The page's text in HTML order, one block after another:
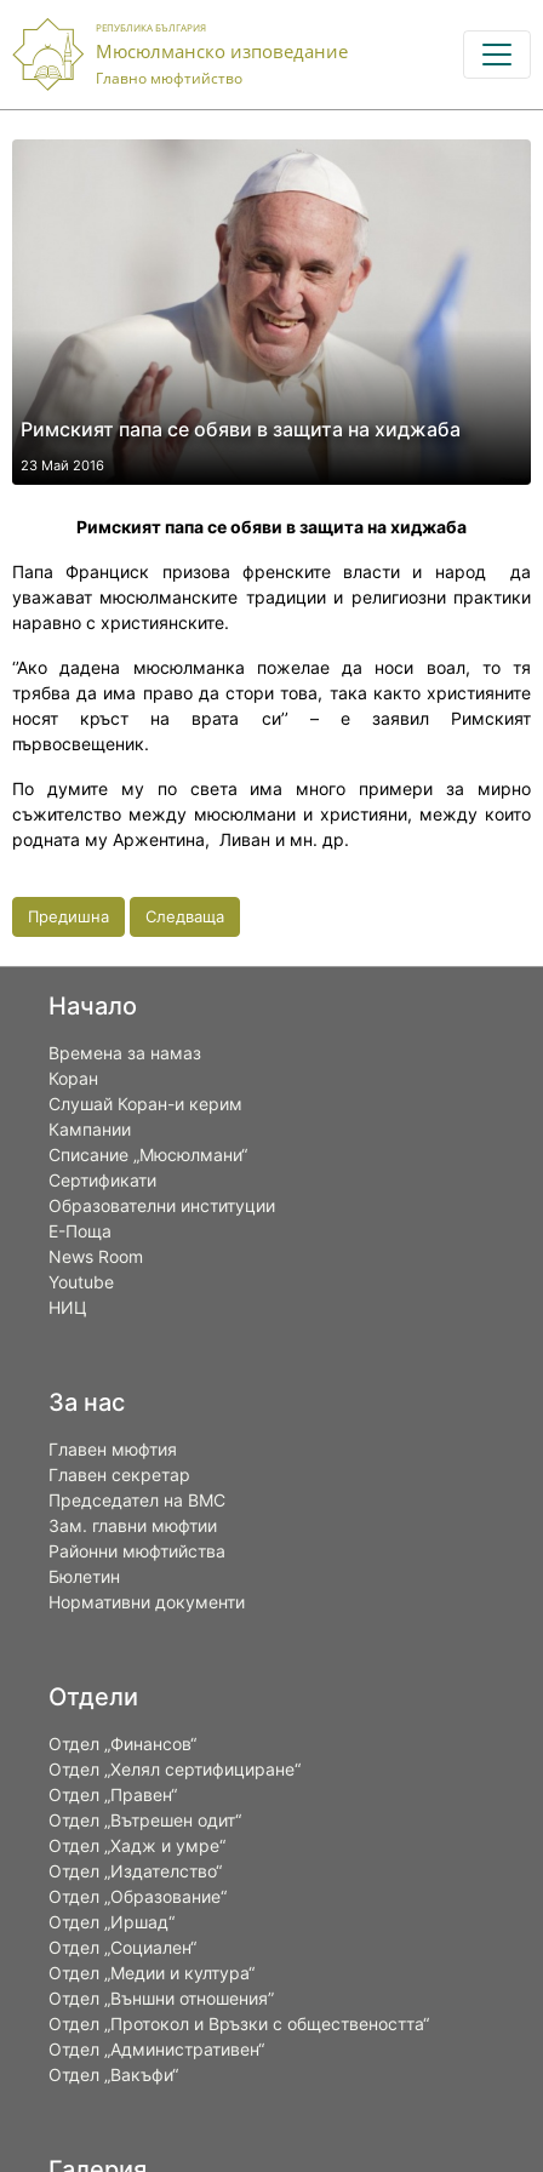
РЕПУБЛИКА БЪЛГАРИЯ
Мюсюлманско изповедание
Главно мюфтийство
Римският папа се обяви в защита на хиджаба
23 Май 2016
Римският папа се обяви в защита на хиджаба
Папа Франциск призова френските власти и народ
да
уважават мюсюлманските традиции и религиозни практики
наравно с християнските.
‘’Ако дадена мюсюлманка пожелае да носи воал, то тя
трябва да има право да стори това, така както християните
носят кръст на врата си’’ – е заявил Римският
първосвещеник.
По думите му по света има много примери за мирно
съжителство между мюсюлмани и християни, между които
родната му Аржентина, Ливан и мн. др.
Предишна Следваща
Начало
Времена за намаз
Коран
Слушай Коран-и керим
Кампании
Списание „Мюсюлмани“
Сертификати
Образователни институции
Е-Поща
News Room
Youtube
НИЦ
За нас
Главен мюфтия
Главен секретар
Председател на ВМС
Зам. главни мюфтии
Районни мюфтийства
Бюлетин
Нормативни документи
Отдели
Отдел „Финансов“
Отдел „Хелял сертифициране“
Отдел „Правен“
Отдел „Вътрешен одит“
Отдел „Хадж и умре“
Отдел „Издателство“
Отдел „Образование“
Отдел „Иршад“
Отдел „Социален“
Отдел „Медии и култура“
Отдел „Външни отношения”
Oтдел „Протокол и Връзки с обществеността“
Отдел „Административен“
Отдел „Вакъфи“